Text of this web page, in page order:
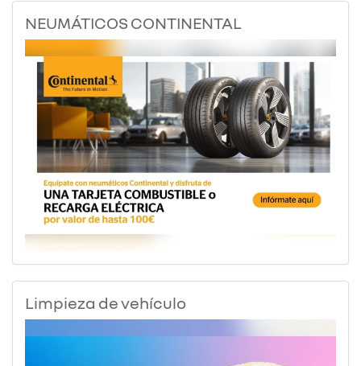
NEUMÁTICOS CONTINENTAL
Limpieza de vehículo